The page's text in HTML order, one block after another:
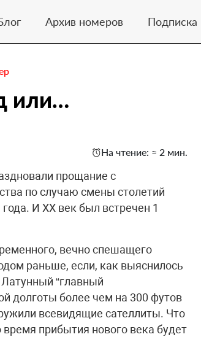
Архив номеров Подписка
или…
На чтение: ≈ 2 мин.
прощание с
по случаю смены столетий
И ХХ век был встречен 1
вечно спешащего
раньше, если, как выяснилось
“главный
долготы более чем на 300 футов
всевидящие сателлиты. Что
время прибытия нового века будет